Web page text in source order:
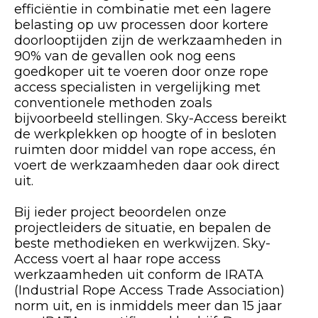
efficiëntie in combinatie met een lagere
belasting op uw processen door kortere
doorlooptijden zijn de werkzaamheden in
90% van de gevallen ook nog eens
goedkoper uit te voeren door onze rope
access specialisten in vergelijking met
conventionele methoden zoals
bijvoorbeeld stellingen. Sky-Access bereikt
de werkplekken op hoogte of in besloten
ruimten door middel van rope access, én
voert de werkzaamheden daar ook direct
uit.
Bij ieder project beoordelen onze
projectleiders de situatie, en bepalen de
beste methodieken en werkwijzen. Sky-
Access voert al haar rope access
werkzaamheden uit conform de IRATA
(Industrial Rope Access Trade Association)
norm uit, en is inmiddels meer dan 15 jaar